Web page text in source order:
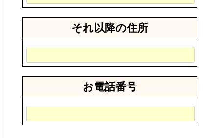
それ以降の住所
お電話番号